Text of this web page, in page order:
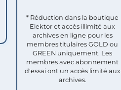
* Réduction dans la boutique
Elektor et accès illimité aux
archives en ligne pour les
membres titulaires GOLD ou
GREEN uniquement. Les
membres avec abonnement
d'essai ont un accès limité aux
archives.